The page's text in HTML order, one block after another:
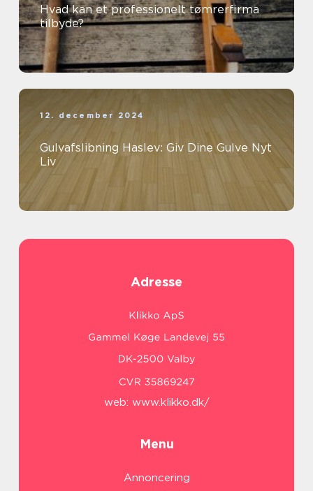
Hvad kan et professionelt tømrerfirma
tilbyde?
12. december 2024
Gulvafslibning Haslev: Giv Dine Gulve Nyt
Liv
Adresse
web: www.klikko.dk/
Menu
Annoncering